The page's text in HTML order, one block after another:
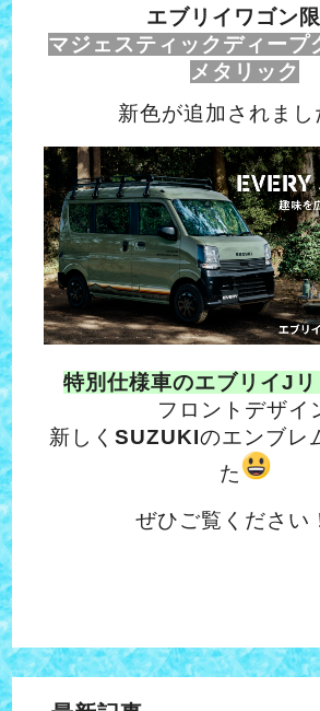
エブリイワゴン
マジェスティックディープ
メタリック
新色が追加されまし
特別仕様車のエブリイJ
フロントデザイ
新しく SUZUKIのエンブレ
た
ぜひご覧ください